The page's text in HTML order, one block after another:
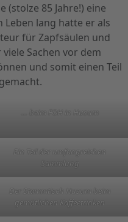
(stolze 85 Jahre!) eine
Leben lang hatte er als
für Zapfsäulen und
Sachen vor dem
und somit einen Teil
… beim FOH in Husum
Ein Teil der umfangreichen
Sammlung
Der Stammtisch Husum beim
gemütlichen Kaffeetrinken